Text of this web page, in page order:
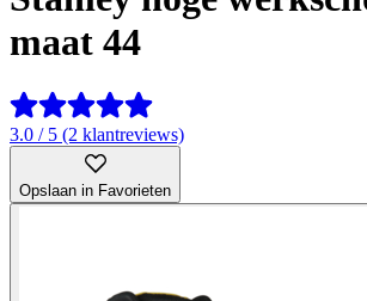
maat 44
3.0 / 5 (2 klantreviews)
Opslaan in Favorieten